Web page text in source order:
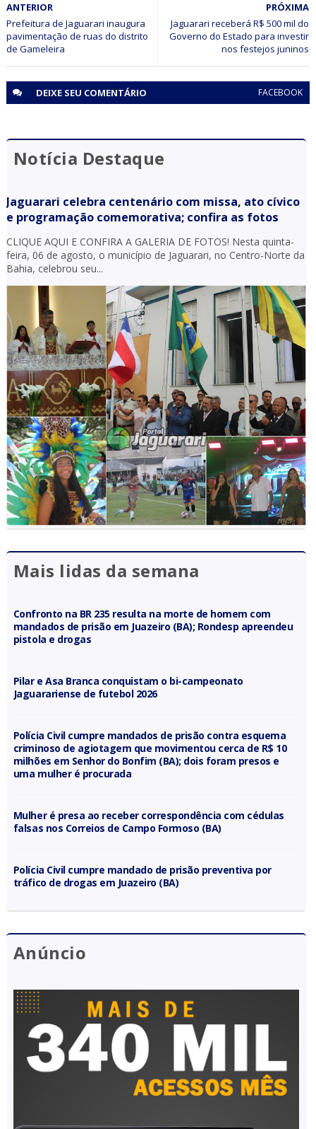
Procissão e Missa reúnem fiéis em Jaguarari e marcam
encerramento da Festa de São João Batista
PRÓXIMA
Jaguarari receberá R$ 500 mil do
Governo do Estado para investir
nos festejos juninos
ANTERIOR
Prefeitura de Jaguarari inaugura
pavimentação de ruas do distrito
de Gameleira
DEIXE SEU COMENTÁRIO FACEBOOK
Notícia Destaque
Jaguarari celebra centenário com missa, ato cívico
e programação comemorativa; confira as fotos
CLIQUE AQUI E CONFIRA A GALERIA DE FOTOS! Nesta quinta-
feira, 06 de agosto, o município de Jaguarari, no Centro-Norte da
Bahia, celebrou seu...
Mais lidas da semana
Confronto na BR 235 resulta na morte de homem com
mandados de prisão em Juazeiro (BA); Rondesp apreendeu
pistola e drogas
Pilar e Asa Branca conquistam o bi-campeonato
Jaguarariense de futebol 2026
Polícia Civil cumpre mandados de prisão contra esquema
criminoso de agiotagem que movimentou cerca de R$ 10
milhões em Senhor do Bonfim (BA); dois foram presos e
uma mulher é procurada
Mulher é presa ao receber correspondência com cédulas
falsas nos Correios de Campo Formoso (BA)
Polícia Civil cumpre mandado de prisão preventiva por
tráfico de drogas em Juazeiro (BA)
Anúncio